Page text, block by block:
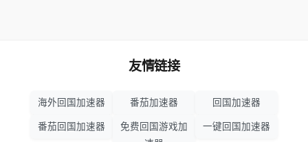
友情链接
海外回国加速器 番茄加速器 回国加速器
番茄回国加速器
免费回国游戏加
一键回国加速器